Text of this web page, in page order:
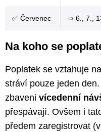
✅ Červenec ⇒ 6., 7.,
Na koho se
Poplatek se vztahuje
stráví pouze jeden
zbaveni vícedenní
přespávají. Ovšem i
předem zaregistrovat